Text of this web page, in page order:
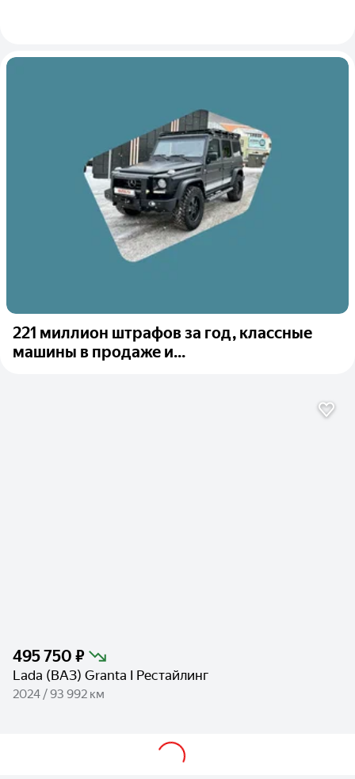
221 миллион штрафов за год, классные
машины в продаже и...
495 750 ₽
Lada (ВАЗ) Granta I Рестайлинг
2024 / 93 992 км